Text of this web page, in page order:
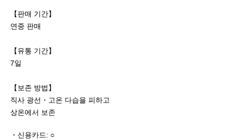
【판매 기간】
연중 판매
【유통 기간】
7일
【보존 방법】
직사 광선・고온 다습을 피하고
상온에서 보존
・신용카드: ○